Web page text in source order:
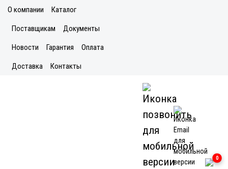
О компании Каталог
Поставщикам Документы
Новости Гарантия Оплата
Доставка Контакты
0